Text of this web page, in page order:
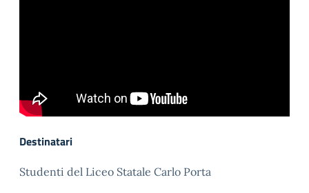
Destinatari
Studenti del Liceo Statale Carlo Porta